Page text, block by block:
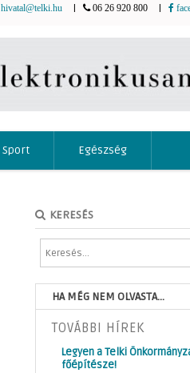
hivatal@telki.hu 06 26 920 800
Sport Egészség
KERESÉS
HA MÉG NEM OLVASTA...
TOVÁBBI HÍREK
Legyen a Telki
főépítésze!